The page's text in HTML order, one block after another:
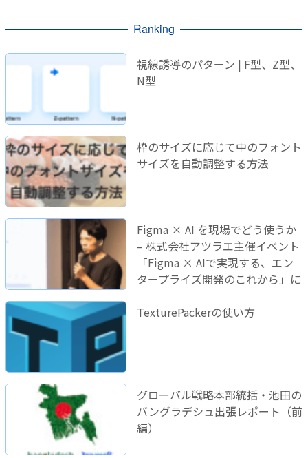
Ranking
視線誘導のパターン | F型、Z型、
N型
枠のサイズに応じて中のフォント
サイズを自動調整する方法
Figma × AI を現場でどう使うか
– 株式会社アツラエ主催イベント
「Figma × AIで実現する、エン
タープライズ開発のこれから」に
TexturePackerの使い方
グローバル戦略本部統括・池田の
バングラデシュ出張レポート（前
編）